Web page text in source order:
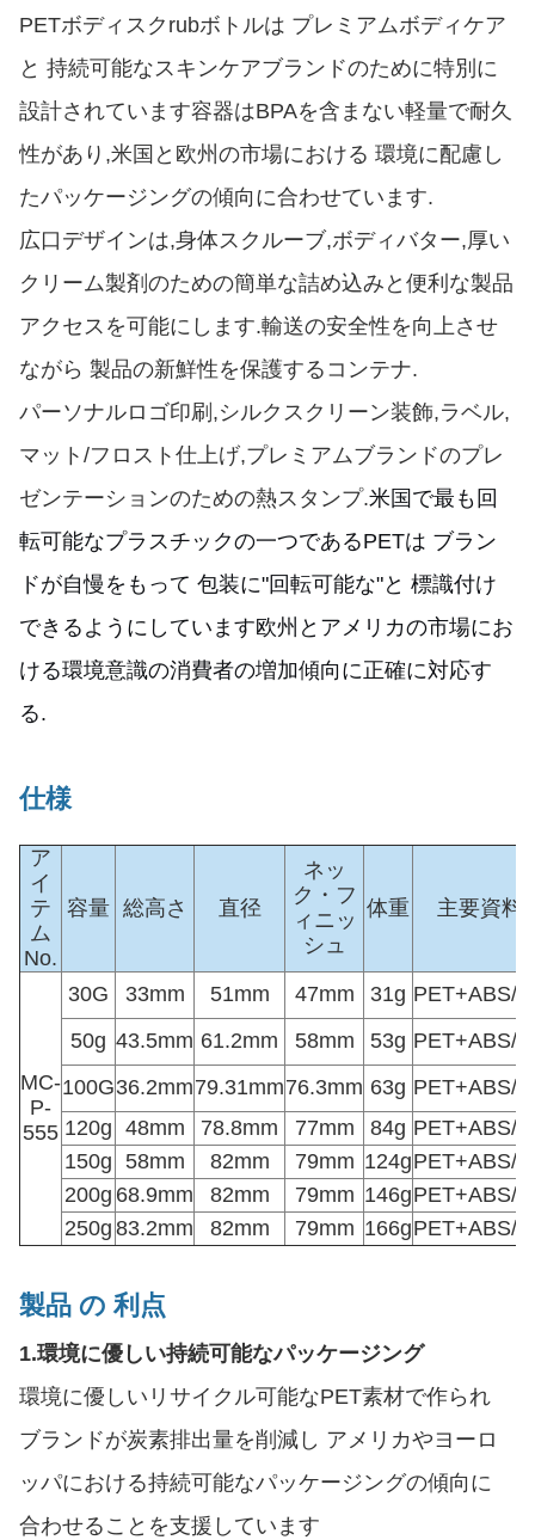
PETボディスクrubボトルは プレミアムボディケア
と 持続可能なスキンケアブランドのために特別に
設計されています容器はBPAを含まない軽量で耐久
性があり,米国と欧州の市場における 環境に配慮し
たパッケージングの傾向に合わせています.
広口デザインは,身体スクルーブ,ボディバター,厚い
クリーム製剤のための簡単な詰め込みと便利な製品
アクセスを可能にします.輸送の安全性を向上させ
ながら 製品の新鮮性を保護するコンテナ.
パーソナルロゴ印刷,シルクスクリーン装飾,ラベル,
マット/フロスト仕上げ,プレミアムブランドのプレ
ゼンテーションのための熱スタンプ.米国で最も回
転可能なプラスチックの一つであるPETは ブラン
ドが自慢をもって 包装に"回転可能な"と 標識付け
できるようにしています欧州とアメリカの市場にお
ける環境意識の消費者の増加傾向に正確に対応す
る.
仕様
ア
イ
テ
ム
No.
容量 総高さ 直径
ネッ
ク・フ
ィニッ
シュ
体重 主要資料
MC-
P-
555
30G 33mm 51mm 47mm 31g PET+ABS/
50g 43.5mm 61.2mm 58mm 53g PET+ABS/
100G36.2mm79.31mm76.3mm 63g PET+ABS/
120g 48mm 78.8mm 77mm 84g PET+ABS/
150g
58mm 82mm 79mm 124gPET+ABS/
200g 68.9mm 82mm 79mm 146gPET+ABS/
250g 83.2mm 82mm 79mm 166gPET+ABS/
製品 の 利点
1.環境に優しい持続可能なパッケージング
環境に優しいリサイクル可能なPET素材で作られ
ブランドが炭素排出量を削減し アメリカやヨーロ
ッパにおける持続可能なパッケージングの傾向に
合わせることを支援しています